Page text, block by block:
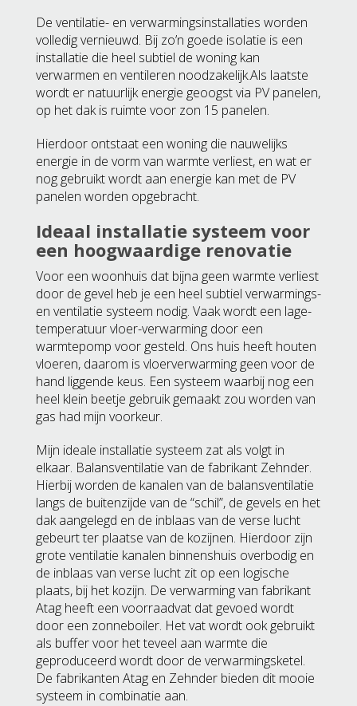
De ventilatie- en verwarmingsinstallaties worden
volledig vernieuwd. Bij zo’n goede isolatie is een
installatie die heel subtiel de woning kan
verwarmen en ventileren noodzakelijk.Als laatste
wordt er natuurlijk energie geoogst via PV panelen,
op het dak is ruimte voor zon 15 panelen.
Hierdoor ontstaat een woning die nauwelijks
energie in de vorm van warmte verliest, en wat er
nog gebruikt wordt aan energie kan met de PV
panelen worden opgebracht.
Ideaal installatie systeem voor
een hoogwaardige renovatie
Voor een woonhuis dat bijna geen warmte verliest
door de gevel heb je een heel subtiel verwarmings-
en ventilatie systeem nodig. Vaak wordt een lage-
temperatuur vloer-verwarming door een
warmtepomp voor gesteld. Ons huis heeft houten
vloeren, daarom is vloerverwarming geen voor de
hand liggende keus. Een systeem waarbij nog een
heel klein beetje gebruik gemaakt zou worden van
gas had mijn voorkeur.
Mijn ideale installatie systeem zat als volgt in
elkaar. Balansventilatie van de fabrikant Zehnder.
Hierbij worden de kanalen van de balansventilatie
langs de buitenzijde van de “schil”, de gevels en het
dak aangelegd en de inblaas van de verse lucht
gebeurt ter plaatse van de kozijnen. Hierdoor zijn
grote ventilatie kanalen binnenshuis overbodig en
de inblaas van verse lucht zit op een logische
plaats, bij het kozijn. De verwarming van fabrikant
Atag heeft een voorraadvat dat gevoed wordt
door een zonneboiler. Het vat wordt ook gebruikt
als buffer voor het teveel aan warmte die
geproduceerd wordt door de verwarmingsketel.
De fabrikanten Atag en Zehnder bieden dit mooie
systeem in combinatie aan.